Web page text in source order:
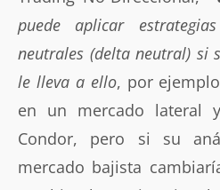
puede aplicar
neutrales (delta neutral) si
le lleva a ello, por
en un mercado lateral
Condor, pero si su
mercado bajista